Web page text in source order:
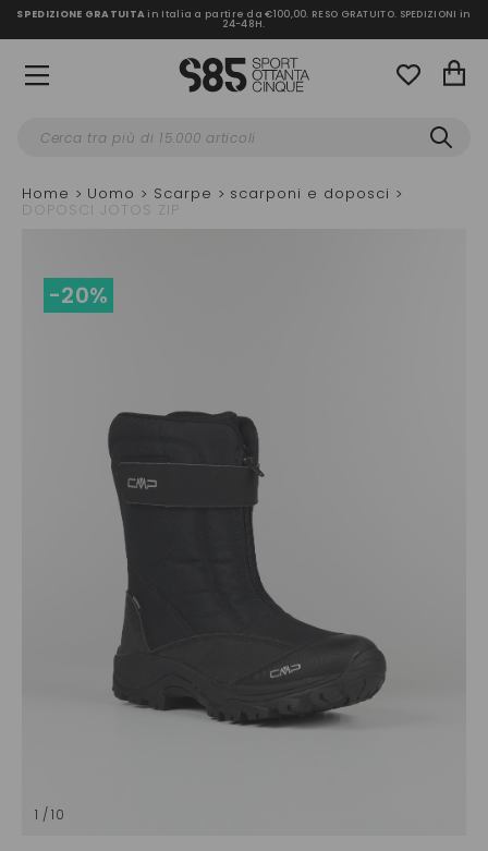
SPEDIZIONE GRATUITAin Italia a partire da €100,00. RESO GRATUITO. SPEDIZIONI in
24-48H.
Home Uomo Scarpe scarponi e doposci
DOPOSCI JOTOS ZIP
1 / 10
-20%